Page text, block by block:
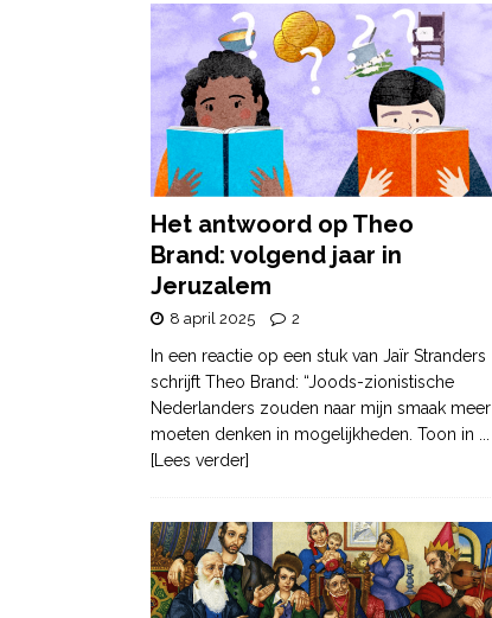
Het antwoord op Theo
Brand: volgend jaar in
Jeruzalem
8 april 2025 2
In een reactie op een stuk van Jaïr Stranders
schrijft Theo Brand: “Joods-zionistische
Nederlanders zouden naar mijn smaak meer
moeten denken in mogelijkheden. Toon in
[Lees verder]